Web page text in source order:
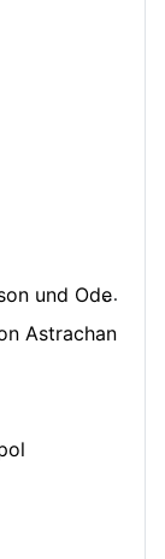
und Odessa
Astrachan